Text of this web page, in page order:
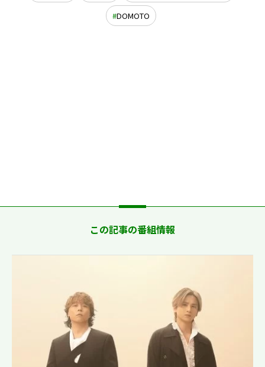
DOMOTO
この記事の番組情報